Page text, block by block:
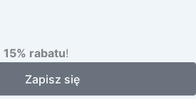
15% rabatu!
Zapisz się